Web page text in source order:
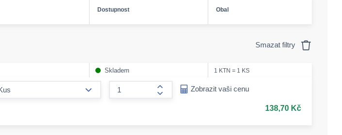
Dostupnost Obal
Smazat filtry
Skladem 1 KTN = 1 KS
form.increase-amount
Zobrazit vaši cenu
138,70 Kč